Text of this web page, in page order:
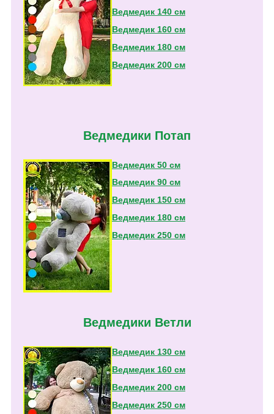
Ведмедик 140 см
Ведмедик 160 см
Ведмедик 180 см
Ведмедик 200 см
Ведмедики Потап
Ведмедик 50 см
Ведмедик 90 см
Ведмедик 150 см
Ведмедик 180 см
Ведмедик 250 см
Ведмедики Ветли
Ведмедик 130 см
Ведмедик 160 см
Ведмедик 200 см
Ведмедик 250 см